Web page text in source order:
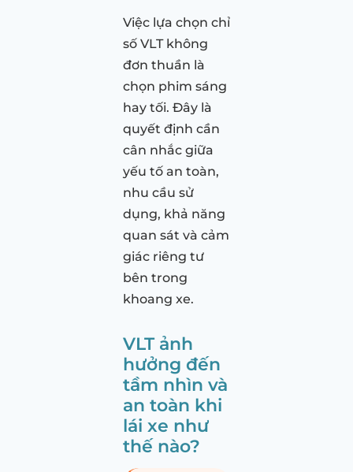
Việc lựa chọn chỉ
số VLT không
đơn thuần là
chọn phim sáng
hay tối. Đây là
quyết định cần
cân nhắc giữa
yếu tố an toàn,
nhu cầu sử
dụng, khả năng
quan sát và cảm
giác riêng tư
bên trong
khoang xe.
VLT ảnh
hưởng đến
tầm nhìn và
an toàn khi
lái xe như
thế nào?